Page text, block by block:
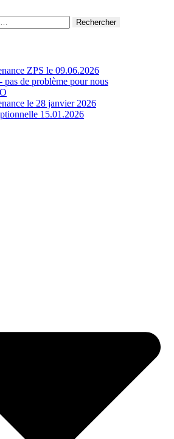
ZPS le 09.06.2026
pas de problème pour nous
le 28 janvier 2026
15.01.2026